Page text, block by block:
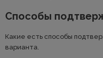
Способы
Какие есть способы
варианта.